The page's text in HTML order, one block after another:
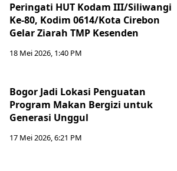
Peringati HUT Kodam III/Siliwangi
Ke-80, Kodim 0614/Kota Cirebon
Gelar Ziarah TMP Kesenden
18 Mei 2026, 1:40 PM
Bogor Jadi Lokasi Penguatan
Program Makan Bergizi untuk
Generasi Unggul
17 Mei 2026, 6:21 PM